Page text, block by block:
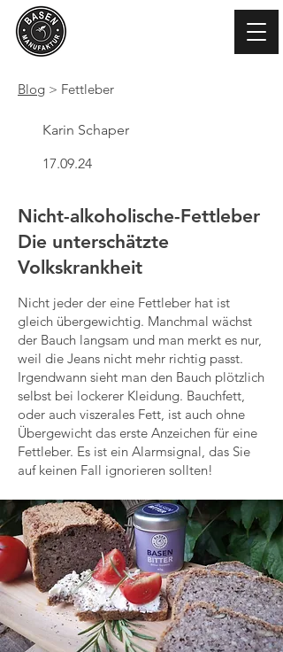
Blog > Fettleber
Karin Schaper
17.09.24
Nicht-alkoholische-Fettleber
Die unterschätzte
Volkskrankheit
Nicht jeder der eine Fettleber hat ist
gleich übergewichtig. Manchmal wächst
der Bauch langsam und man merkt es nur,
weil die Jeans nicht mehr richtig passt.
Irgendwann sieht man den Bauch plötzlich
selbst bei lockerer Kleidung. Bauchfett,
oder auch viszerales Fett, ist auch ohne
Übergewicht das erste Anzeichen für eine
Fettleber. Es ist ein Alarmsignal, das Sie
auf keinen Fall ignorieren sollten!